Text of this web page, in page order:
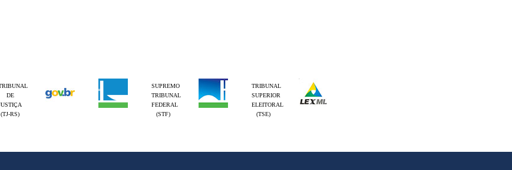
DE
(TJ-RS)
SUPREMO
TRIBUNAL
FEDERAL
(STF)
TRIBUNAL
SUPERIOR
ELEITORAL
(TSE)